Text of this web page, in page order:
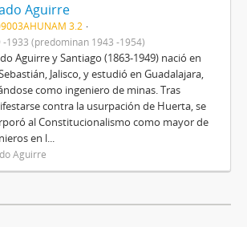
Aguirre
3.2
-1933 (predominan 1943 -1954)
Aguirre y Santiago (1863-1949) nació en
Jalisco, y estudió en Guadalajara,
como ingeniero de minas. Tras
contra la usurpación de Huerta, se
al Constitucionalismo como mayor de
en l...
Aguirre